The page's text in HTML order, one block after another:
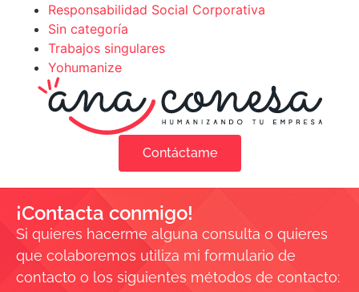
Responsabilidad Social Corporativa
Sin categoría
Trabajos singulares
Yohumanize
Contáctame
¡Contacta conmigo!
Si quieres hacerme alguna consulta o quieres
que colaboremos utiliza mi formulario de
contacto o los siguientes métodos de contacto: